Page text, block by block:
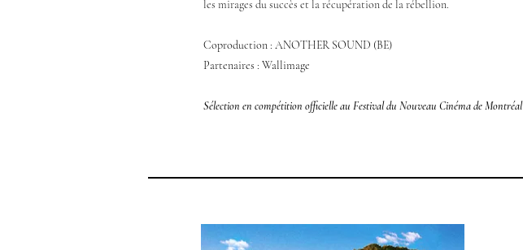
les mirages du succès et la récupération de la rébellion.
Coproduction : ANOTHER SOUND (BE)
Partenaires : Wallimage
Sélection en compétition officielle au Festival du Nouveau Cinéma de Montréal